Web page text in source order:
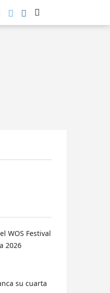
WOS Festival
2026
su cuarta